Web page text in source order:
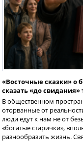
«Восточные сказки» о
сказать «до
В общественном
оторванные от
люди едут к нам не от
«богатые старички»,
разнообразить жизнь.